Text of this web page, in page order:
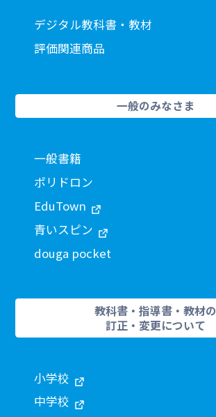
デジタル教科書・教材
評価関連商品
一般のみなさま
一般書籍
ポリドロン
EduTown
青いスピン
douga pocket
教科書・指導書・教材の
訂正・変更について
小学校
中学校